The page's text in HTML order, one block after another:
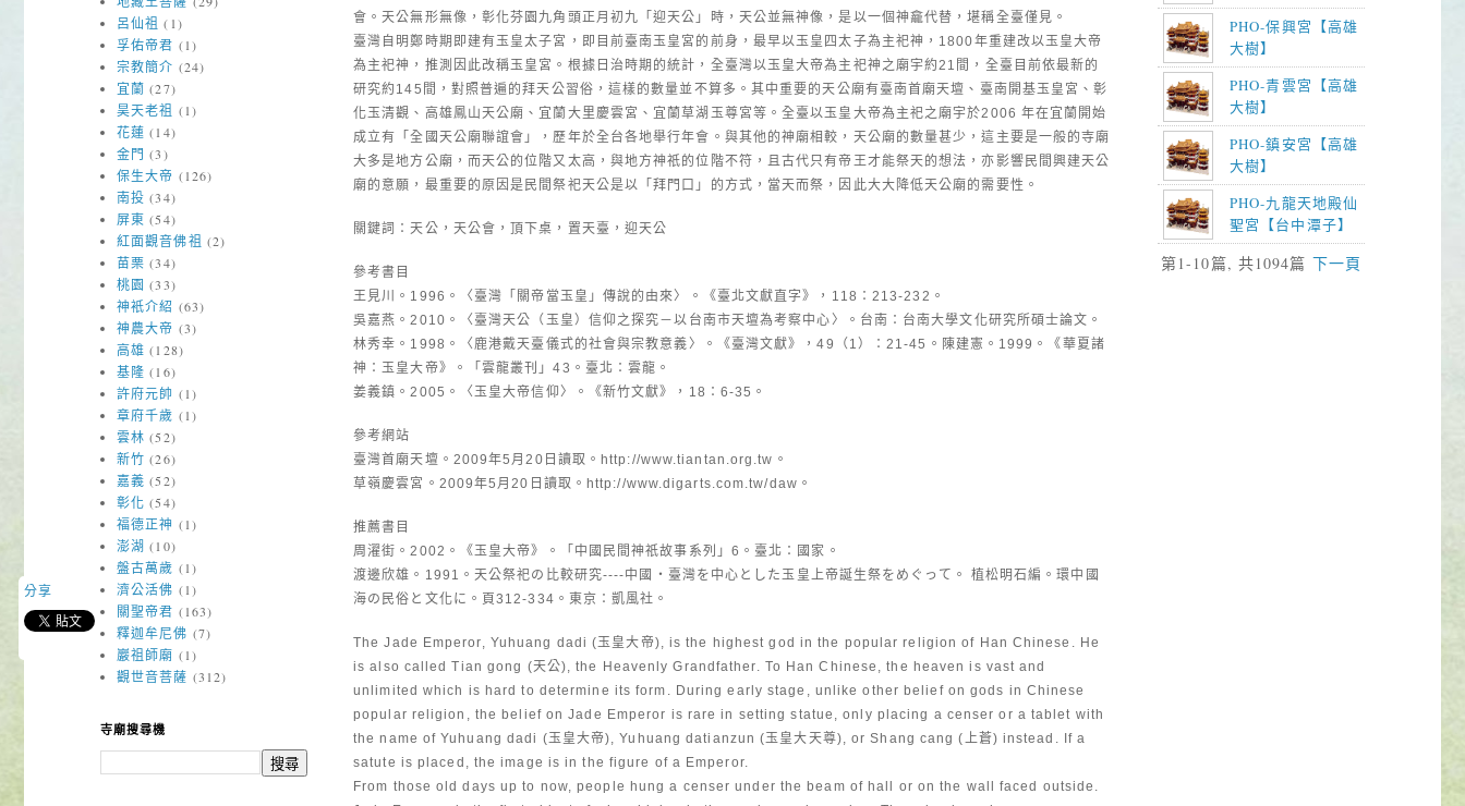
會。天公無形無像，彰化芬園九角頭正月初九「迎天公」時，天公並無神像，是以一個神龕代替，堪稱全臺僅見。
臺灣自明鄭時期即建有玉皇太子宮，即目前臺南玉皇宮的前身，最早以玉皇四太子為主祀神，1800年重建改以玉皇大帝
為主祀神，推測因此改稱玉皇宮。根據日治時期的統計，全臺灣以玉皇大帝為主祀神之廟宇約21間，全臺目前依最新的
研究約145間，對照普遍的拜天公習俗，這樣的數量並不算多。其中重要的天公廟有臺南首廟天壇、臺南開基玉皇宮、彰
化玉清觀、高雄鳳山天公廟、宜蘭大里慶雲宮、宜蘭草湖玉尊宮等。全臺以玉皇大帝為主祀之廟宇於2006 年在宜蘭開始
成立有「全國天公廟聯誼會」，歷年於全台各地舉行年會。與其他的神廟相較，天公廟的數量甚少，這主要是一般的寺廟
大多是地方公廟，而天公的位階又太高，與地方神祇的位階不符，且古代只有帝王才能祭天的想法，亦影響民間興建天公
廟的意願，最重要的原因是民間祭祀天公是以「拜門口」的方式，當天而祭，因此大大降低天公廟的需要性。
關鍵詞：天公，天公會，頂下桌，置天臺，迎天公
參考書目
王見川。1996。〈臺灣「關帝當玉皇」傳說的由來〉。《臺北文獻直字》，118：213-232。
吳嘉燕。2010。〈臺灣天公（玉皇）信仰之探究－以台南市天壇為考察中心〉。台南：台南大學文化研究所碩士論文。
林秀幸。1998。〈鹿港戴天臺儀式的社會與宗教意義〉。《臺灣文獻》，49（1）：21-45。陳建憲。1999。《華夏諸
神：玉皇大帝》。「雲龍叢刊」43。臺北：雲龍。
姜義鎮。2005。〈玉皇大帝信仰〉。《新竹文獻》，18：6-35。
參考網站
臺灣首廟天壇。2009年5月20日讀取。http://www.tiantan.org.tw。
草嶺慶雲宮。2009年5月20日讀取。http://www.digarts.com.tw/daw。
推薦書目
周濯街。2002。《玉皇大帝》。「中國民間神祇故事系列」6。臺北：國家。
渡邊欣雄。1991。天公祭祀の比較研究----中國‧臺灣を中心とした玉皇上帝誕生祭をめぐって。 植松明石編。環中國
海の民俗と文化に。頁312-334。東京：凱風社。
The Jade Emperor, Yuhuang dadi (玉皇大帝), is the highest god in the popular religion of Han Chinese. He
is also called Tian gong (天公), the Heavenly Grandfather. To Han Chinese, the heaven is vast and
unlimited which is hard to determine its form. During early stage, unlike other belief on gods in Chinese
popular religion, the belief on Jade Emperor is rare in setting statue, only placing a censer or a tablet with
the name of Yuhuang dadi (玉皇大帝), Yuhuang datianzun (玉皇大天尊), or Shang cang (上蒼) instead. If a
satute is placed, the image is in the figure of a Emperor.
From those old days up to now, people hung a censer under the beam of hall or on the wall faced outside.
呂仙祖 (1)
孚佑帝君 (1)
宗教簡介 (24)
宜蘭 (27)
昊天老祖 (1)
花蓮 (14)
金門 (3)
保生大帝 (126)
南投 (34)
屏東 (54)
紅面觀音佛祖 (2)
苗栗 (34)
桃園 (33)
神衹介紹 (63)
神農大帝 (3)
高雄 (128)
基隆 (16)
許府元帥 (1)
章府千歲 (1)
雲林 (52)
新竹 (26)
嘉義 (52)
彰化 (54)
福德正神 (1)
澎湖 (10)
盤古萬歲 (1)
濟公活佛 (1)
關聖帝君 (163)
釋迦牟尼佛 (7)
巖祖師廟 (1)
觀世音菩薩 (312)
寺廟搜尋機
分享
PHO-保興宮【高雄
大樹】
PHO-青雲宮【高雄
大樹】
PHO-鎮安宮【高雄
大樹】
PHO-九龍天地殿仙
聖宮【台中潭子】
第1-10篇, 共1094篇 下一頁